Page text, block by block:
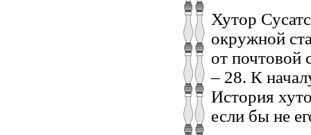
Хутор
окружной
от почтовой
– 28. К
История
если бы не